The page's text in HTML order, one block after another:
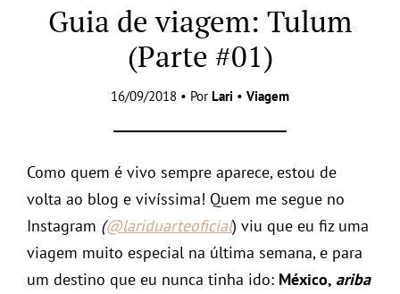
Guia de viagem: Tulum
(Parte #01)
16/09/2018 • Por Lari • Viagem
Como quem é vivo sempre aparece, estou de
volta ao blog e vivíssima! Quem me segue no
Instagram (@lariduarteoficial) viu que eu fiz uma
viagem muito especial na última semana, e para
um destino que eu nunca tinha ido: México, ariba